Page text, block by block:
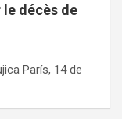
décès de
París, 14 de